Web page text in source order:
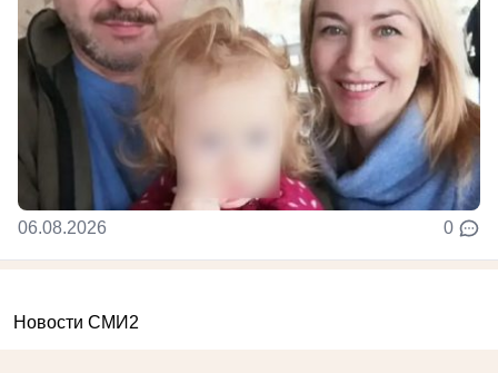
06.08.2026 0
Новости СМИ2